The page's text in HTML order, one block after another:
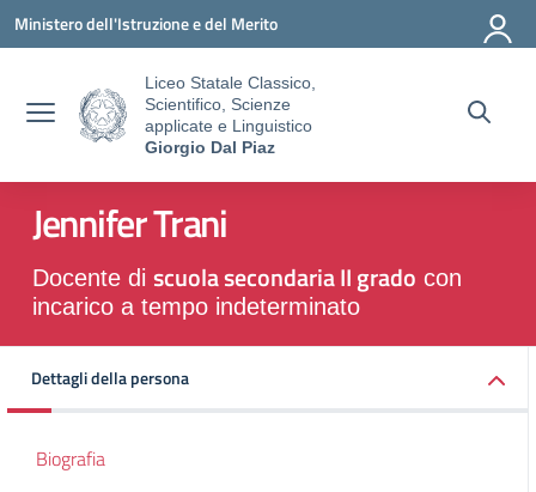
Vai ai contenuti
Vai al menu di navigazione
Vai al footer
Ministero dell'Istruzione e del Merito
Liceo Statale Classico,
Scientifico, Scienze
applicate e Linguistico
Giorgio Dal Piaz
Jennifer Trani
Docente di scuola secondaria II grado con
incarico a tempo indeterminato
Dettagli della persona
Biografia